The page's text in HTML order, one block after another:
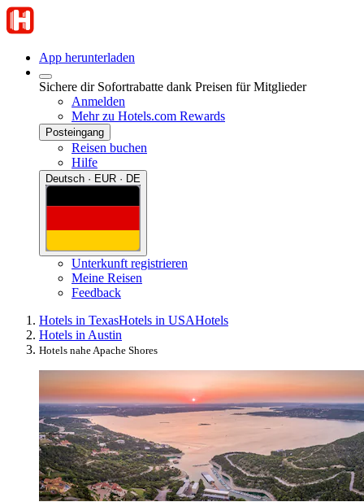
App herunterladen
Sichere dir Sofortrabatte dank Preisen für Mitglieder
Anmelden
Mehr zu Hotels.com Rewards
Posteingang
Reisen buchen
Hilfe
Deutsch · EUR · DE
Unterkunft registrieren
Meine Reisen
Feedback
Hotels in TexasHotels in USAHotels
Hotels in Austin
Hotels nahe Apache Shores